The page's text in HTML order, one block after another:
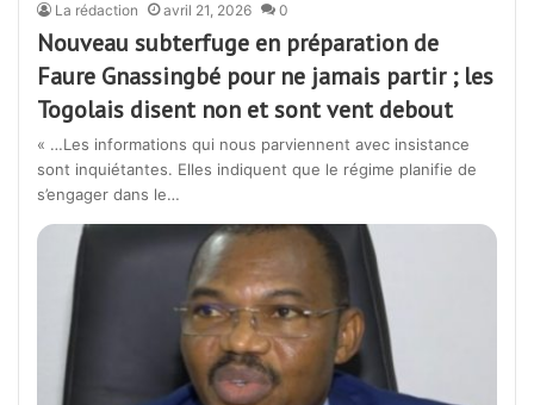
La rédaction avril 21, 2026 0
Nouveau subterfuge en préparation de
Faure Gnassingbé pour ne jamais partir ; les
Togolais disent non et sont vent debout
« …Les informations qui nous parviennent avec insistance
sont inquiétantes. Elles indiquent que le régime planifie de
s’engager dans le…